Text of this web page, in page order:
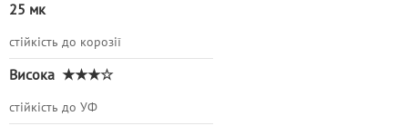
25 мк
стійкість до корозії
Висока ★★★☆
стійкість до УФ